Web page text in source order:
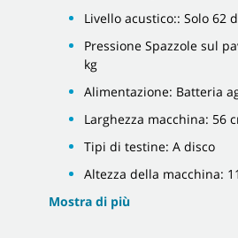
Livello acustico:: Solo 62
Pressione Spazzole sul
kg
Alimentazione: Batteria
Larghezza macchina: 56
Tipi di testine: A disco
Altezza della macchina:
Mostra di più